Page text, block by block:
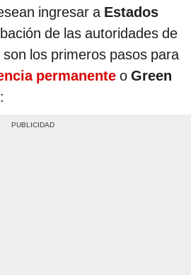
ingresar a Estados
de las autoridades de
los primeros pasos para
permanente o Green